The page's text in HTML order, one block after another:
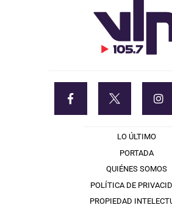
LO ÚLTIMO
PORTADA
QUIÉNES SOMOS
POLÍTICA DE
PROPIEDAD